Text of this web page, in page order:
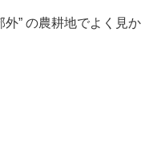
外” の農耕地でよく見か